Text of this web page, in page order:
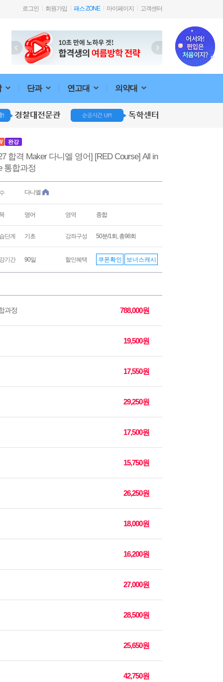
로그인 회원가입 패스 ZONE 마이페이지 고객센터
단과 연고대 의약대
완강
합격 Maker 다니엘 영어] [RED Course] All in
통합과정
다니엘
영어 영역 종합
단계 기초 강좌구성 50분/1회, 총98회
기간 90일 할인혜택 쿠폰확인 보너스캐시
과정 788,000원
19,500원
17,550원
29,250원
17,500원
15,750원
26,250원
18,000원
16,200원
27,000원
28,500원
25,650원
42,750원